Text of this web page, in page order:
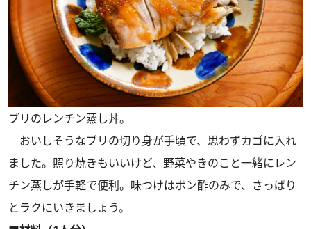
ブリのレンチン蒸し丼。
おいしそうなブリの切り身が手頃で、思わずカゴに入れ
ました。照り焼きもいいけど、野菜やきのこと一緒にレン
チン蒸しが手軽で便利。味つけはポン酢のみで、さっぱり
とラクにいきましょう。